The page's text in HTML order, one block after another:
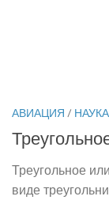
АВИАЦИЯ / НАУКА
Треугольное
виде